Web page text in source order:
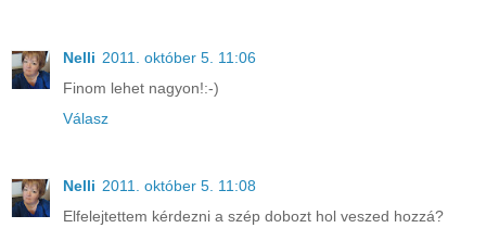
Nelli 2011. október 5. 11:06
Finom lehet nagyon!:-)
Válasz
Nelli 2011. október 5. 11:08
Elfelejtettem kérdezni a szép dobozt hol veszed hozzá?